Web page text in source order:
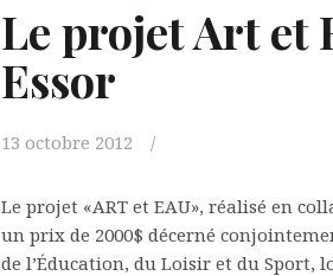
Le projet Art et
Essor
13 octobre 2012
Le projet «ART et EAU», réalisé en
un prix de 2000$ décerné
de l’Éducation, du Loisir et du Sport,